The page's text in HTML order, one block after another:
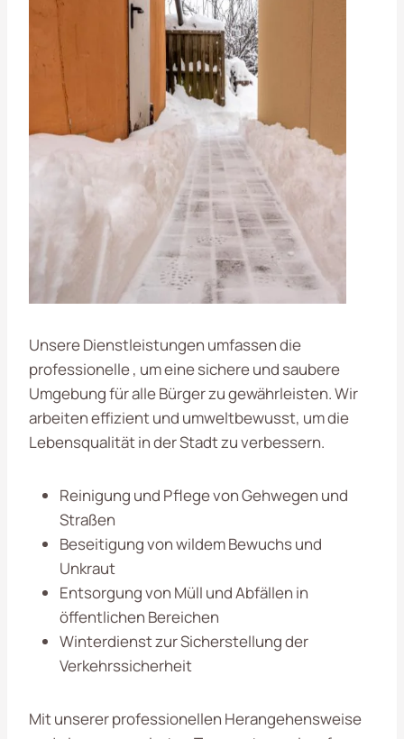
Unsere Dienstleistungen umfassen die
professionelle , um eine sichere und saubere
Umgebung für alle Bürger zu gewährleisten. Wir
arbeiten effizient und umweltbewusst, um die
Lebensqualität in der Stadt zu verbessern.
Reinigung und Pflege von Gehwegen und
Straßen
Beseitigung von wildem Bewuchs und
Unkraut
Entsorgung von Müll und Abfällen in
öffentlichen Bereichen
Winterdienst zur Sicherstellung der
Verkehrssicherheit
Mit unserer professionellen Herangehensweise